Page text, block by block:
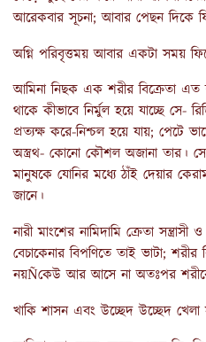
আরেকবার সূচনা; আবার পেছন দিকে
অগ্নি পরিবৃত্তময় আবার একটা সময়
আমিনা নিছক এক শরীর বিক্রেতা
থাকে কীভাবে নির্মুল হয়ে যাচ্ছে সে-
প্রত্যক্ষ করে-নিশ্চল হয়ে যায়; পেটে
অস্ত্রথ- কোনো কৌশল অজানা তার।
মানুষকে যোনির মধ্যে ঠাঁই দেয়ার
জানে।
নারী মাংশের নামিদামি ক্রেতা
বেচাকেনার বিপণিতে তাই ভাটা;
নয়Ñকেউ আর আসে না অতঃপর
খাকি শাসন এবং উচ্ছেদ উচ্ছেদ